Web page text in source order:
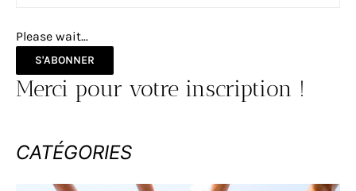
Please wait...
S'ABONNER
Merci pour votre inscription !
CATÉGORIES